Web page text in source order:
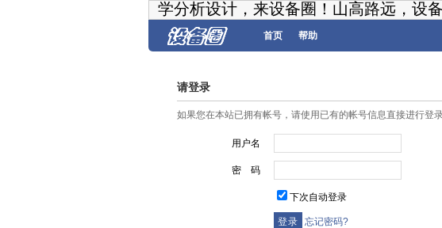
学分析设计，来设备圈！山高路远，设
首页 帮助
请登录
如果您在本站已拥有帐号，请使用已有的帐号信息直接进行登
用户名
密 码
下次自动登录
忘记密码?